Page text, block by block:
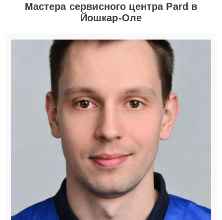
Мастера сервисного центра Pard в
Йошкар-Оле